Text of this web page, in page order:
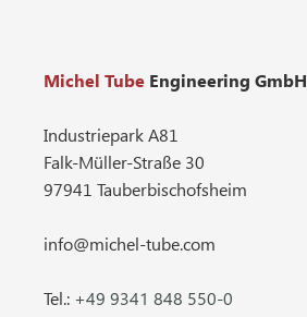
Michel Tube Engineering GmbH
Industriepark A81
Falk-Müller-Straße 30
97941 Tauberbischofsheim
info@michel-tube.com
Tel.: +49 9341 848 550-0